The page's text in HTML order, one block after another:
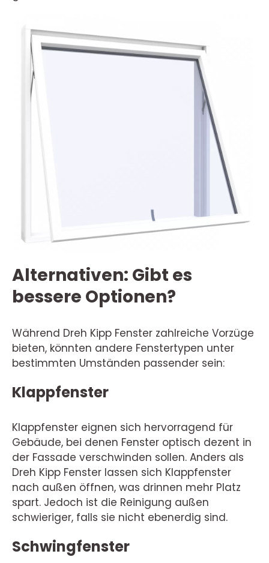
Alternativen: Gibt es
bessere Optionen?
Während Dreh Kipp Fenster zahlreiche Vorzüge
bieten, könnten andere Fenstertypen unter
bestimmten Umständen passender sein:
Klappfenster
Klappfenster eignen sich hervorragend für
Gebäude, bei denen Fenster optisch dezent in
der Fassade verschwinden sollen. Anders als
Dreh Kipp Fenster lassen sich Klappfenster
nach außen öffnen, was drinnen mehr Platz
spart. Jedoch ist die Reinigung außen
schwieriger, falls sie nicht ebenerdig sind.
Schwingfenster